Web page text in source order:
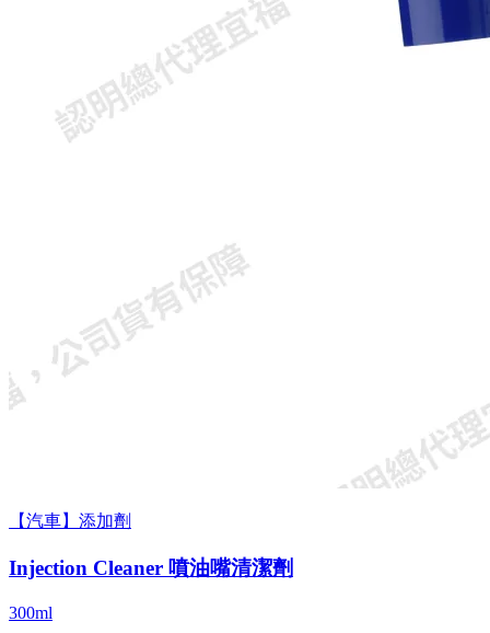
【汽車】添加劑
Injection Cleaner 噴油嘴清潔劑
300ml